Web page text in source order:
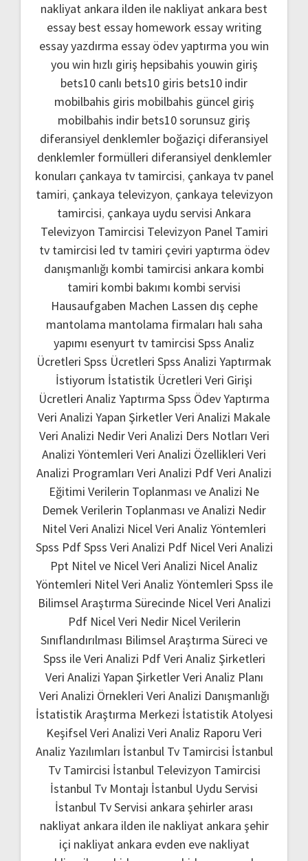
nakliyat ankara ilden ile nakliyat ankara best
essay best essay homework essay writing
essay yazdırma essay ödev yaptırma you win
you win hızlı giriş hepsibahis youwin giriş
bets10 canlı bets10 giris bets10 indir
mobilbahis giris mobilbahis güncel giriş
mobilbahis indir bets10 sorunsuz giriş
diferansiyel denklemler boğaziçi diferansiyel
denklemler formülleri diferansiyel denklemler
konuları çankaya tv tamircisi, çankaya tv panel
tamiri, çankaya televizyon, çankaya televizyon
tamircisi, çankaya uydu servisi Ankara
Televizyon Tamircisi Televizyon Panel Tamiri
tv tamircisi led tv tamiri çeviri yaptırma ödev
danışmanlığı kombi tamircisi ankara kombi
tamiri kombi bakımı kombi servisi
Hausaufgaben Machen Lassen dış cephe
mantolama mantolama firmaları halı saha
yapımı esenyurt tv tamircisi Spss Analiz
Ücretleri Spss Ücretleri Spss Analizi Yaptırmak
İstiyorum İstatistik Ücretleri Veri Girişi
Ücretleri Analiz Yaptırma Spss Ödev Yaptırma
Veri Analizi Yapan ŞirketlerVeri Analizi Makale
Veri Analizi NedirVeri Analizi Ders Notları Veri
Analizi Yöntemleri Veri Analizi Özellikleri Veri
Analizi Programları Veri Analizi PdfVeri Analizi
Eğitimi Verilerin Toplanması ve Analizi Ne
Demek Verilerin Toplanması ve Analizi Nedir
Nitel Veri Analizi Nicel Veri Analiz Yöntemleri
Spss PdfSpss Veri Analizi Pdf Nicel Veri Analizi
Ppt Nitel ve Nicel Veri Analizi Nicel Analiz
Yöntemleri Nitel Veri Analiz Yöntemleri Spss ile
Bilimsel Araştırma Sürecinde Nicel Veri Analizi
Pdf Nicel Veri Nedir Nicel Verilerin
Sınıflandırılması Bilimsel Araştırma Süreci ve
Spss ile Veri Analizi PdfVeri Analiz Şirketleri
Veri Analizi Yapan ŞirketlerVeri Analiz Planı
Veri Analizi Örnekleri Veri Analizi Danışmanlığı
İstatistik Araştırma Merkezi İstatistik Atolyesi
Keşifsel Veri Analizi Veri Analiz Raporu Veri
Analiz Yazılımları İstanbul Tv Tamircisi İstanbul
Tv Tamircisi İstanbul Televizyon Tamircisi
İstanbul Tv Montajı İstanbul Uydu Servisi
İstanbul Tv Servisi ankara şehirler arası
nakliyat ankara ilden ile nakliyat ankara şehir
içi nakliyat ankara evden eve nakliyat